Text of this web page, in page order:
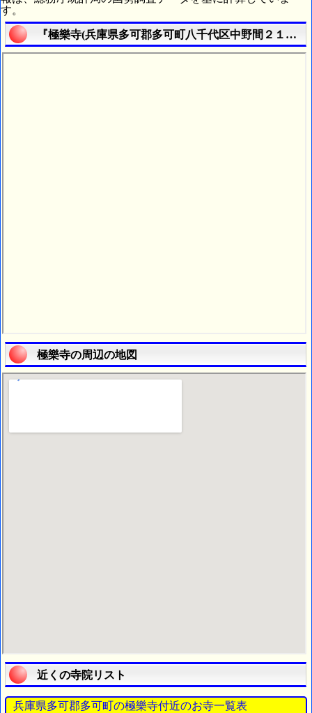
す。
『極樂寺(兵庫県多可郡多可町八千代区中野間２１０
極樂寺の周辺の地図
近くの寺院リスト
兵庫県多可郡多可町の極樂寺付近のお寺一覧表